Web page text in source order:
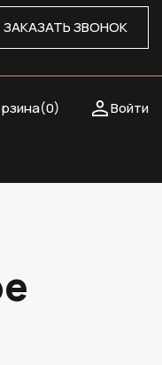
ЗАКАЗАТЬ ЗВОНОК
Войти
0)